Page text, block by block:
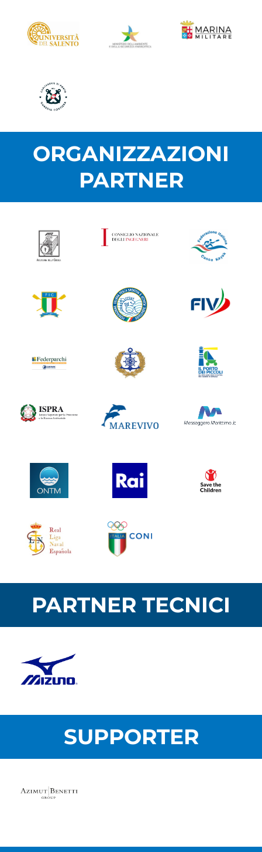
ORGANIZZAZIONI
PARTNER
PARTNER TECNICI
SUPPORTER